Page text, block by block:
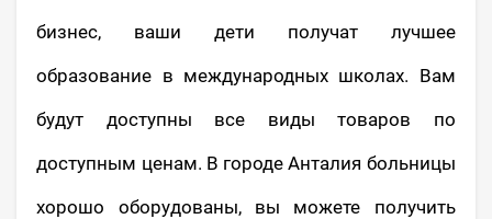
бизнес, ваши дети получат лучшее
образование в международных школах. Вам
будут доступны все виды товаров по
доступным ценам. В городе Анталия больницы
хорошо оборудованы, вы можете получить